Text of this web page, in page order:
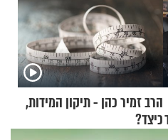
הרב זמיר כהן - תיקון המידות,
כיצד?